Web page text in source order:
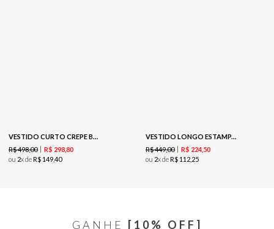
VESTIDO CURTO CREPE BORDADO - INDIGO
R$498,00 R$ 29880
ou 2x deR$ 14940
VESTIDO LONGO ESTAMPADO - EST ONCA PINTADA
R$449,00 R$ 224 50
ou 2x deR$ 112 25
GANHE
[10% OFF]